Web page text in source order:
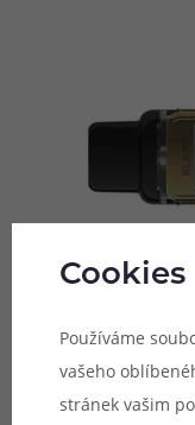
Cookies
Používáme
vašeho
stránek vašim